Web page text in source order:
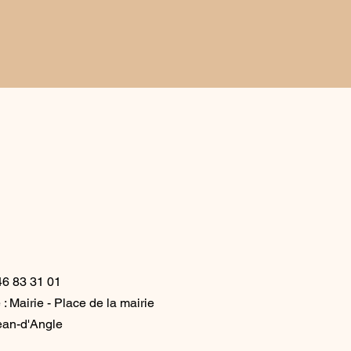
83 31 01
Mairie - Place de la mairie
d'Angle